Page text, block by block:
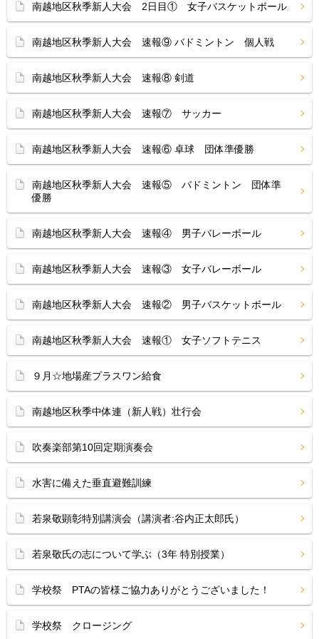
南越地区秋季新人大会 2日目① 女子バスケットボール
南越地区秋季新人大会 速報⑨ バドミントン 個人戦
南越地区秋季新人大会 速報⑧ 剣道
南越地区秋季新人大会 速報⑦ サッカー
南越地区秋季新人大会 速報⑥ 卓球 団体準優勝
南越地区秋季新人大会 速報⑤ バドミントン 団体準
優勝
南越地区秋季新人大会 速報④ 男子バレーボール
南越地区秋季新人大会 速報③ 女子バレーボール
南越地区秋季新人大会 速報② 男子バスケットボール
南越地区秋季新人大会 速報① 女子ソフトテニス
９月☆地場産プラスワン給食
南越地区秋季中体連（新人戦）壮行会
吹奏楽部第10回定期演奏会
水害に備えた垂直避難訓練
若泉敬顕彰特別講演会（講演者:谷内正太郎氏）
若泉敬氏の志について学ぶ（3年 特別授業）
学校祭 PTAの皆様ご協力ありがとうございました！
学校祭 クロージング